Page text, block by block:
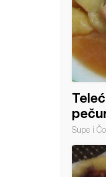
Supe i